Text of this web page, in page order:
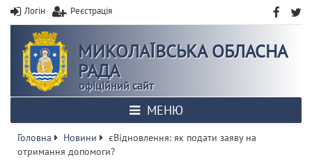
Логін Реєстрація
МИКОЛАЇВСЬКА ОБЛАСНА
РАДА
офіційний сайт
МЕНЮ
Головна Новини
єВідновлення: як подати заяву на
отримання допомоги?